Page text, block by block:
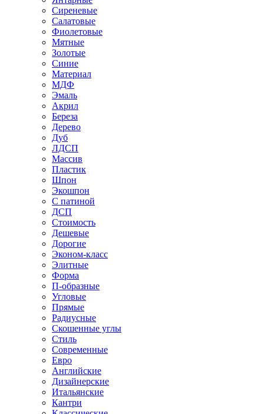
Сиреневые
Салатовые
Фиолетовые
Мятные
Золотые
Синие
Материал
МДФ
Эмаль
Акрил
Береза
Дерево
Дуб
ЛДСП
Массив
Пластик
Шпон
Экошпон
С патиной
ДСП
Стоимость
Дешевые
Дорогие
Эконом-класс
Элитные
Форма
П-образные
Угловые
Прямые
Радиусные
Скошенные углы
Стиль
Современные
Евро
Английские
Дизайнерские
Итальянские
Кантри